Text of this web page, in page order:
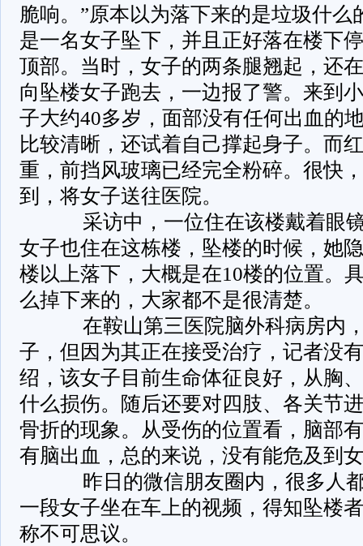
脆响。”原本以为落下来的是垃圾什么
是一名女子坠下，并且正好落在楼下
顶部。当时，女子的两条腿翘起，还
向坠楼女子跑去，一边报了警。来到
子大约40多岁，面部没有任何出血的
比较清晰，还试着自己撑起身子。而
重，前挡风玻璃已经完全粉碎。很快
到，将女子送往医院。
采访中，一位住在该楼戴着眼镜
女子也住在这栋楼，坠楼的时候，她
楼以上落下，大概是在10楼的位置。
么掉下来的，大家都不是很清楚。
在鞍山第三医院脑外科病房内，
子，但因为其正在接受治疗，记者没
绍，该女子目前生命体征良好，从胸
什么损伤。随后还要对四肢、各关节
骨折的现象。从受伤的位置看，脑部
有脑出血，总的来说，没有能危及到
昨日的微信朋友圈内，很多人都
一段女子坐在车上的视频，得知坠楼
称不可思议。